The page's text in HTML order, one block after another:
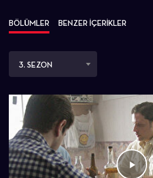
BÖLÜMLER BENZER İÇERİKLER
3. SEZON